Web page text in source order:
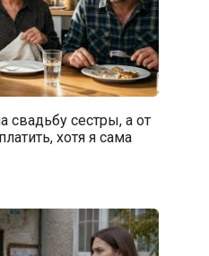
свадьбу сестры, а от
хотя я сама